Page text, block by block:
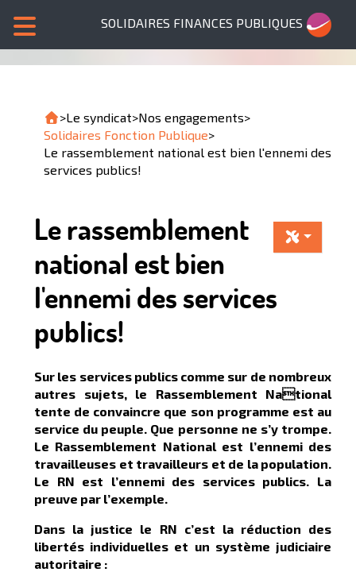
SOLIDAIRES FINANCES PUBLIQUES
>Le syndicat>Nos engagements>
Solidaires Fonction Publique>
Le rassemblement national est bien l'ennemi des
services publics!
Le rassemblement
national est bien
l'ennemi des services
publics!
Sur les services publics comme sur de nombreux
autres sujets, le Rassemblement National
tente de convaincre que son programme est au
service du peuple. Que personne ne s’y trompe.
Le Rassemblement National est l’ennemi des
travailleuses et travailleurs et de la population.
Le RN est l’ennemi des services publics. La
preuve par l’exemple.
Dans la justice le RN c’est la réduction des
libertés individuelles et un système judiciaire
autoritaire :